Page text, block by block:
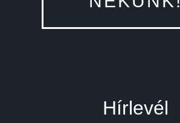
Hírlevél